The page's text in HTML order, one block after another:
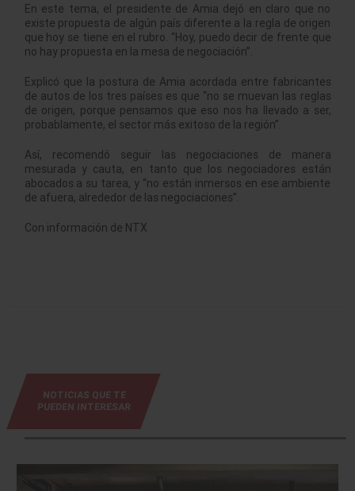
En este tema, el presidente de Amia dejó en claro que no
existe propuesta de algún país diferente a la regla de origen
que hoy se tiene en el rubro. “Hoy, puedo decir de frente que
no hay propuesta en la mesa de negociación”.
Explicó que la postura de Amia acordada entre fabricantes
de autos de los tres países es que “no se muevan las reglas
de origen, porque pensamos que eso nos ha llevado a ser,
probablamente, el sector más exitoso de la región”.
Así, recomendó seguir las negociaciones de manera
mesurada y cauta, en tanto que los negociadores están
abocados a su tarea, y “no están inmersos en ese ambiente
de afuera, alrededor de las negociaciones”.
Con información de NTX
NOTICIAS QUE TE
PUEDEN INTERESAR